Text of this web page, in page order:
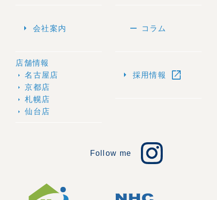
arrow_right 会社案内
店舗情報
arrow_right 名古屋店
arrow_right 京都店
arrow_right 札幌店
arrow_right 仙台店
remove コラム
arrow_right 採用情報 open_in_new
Follow me